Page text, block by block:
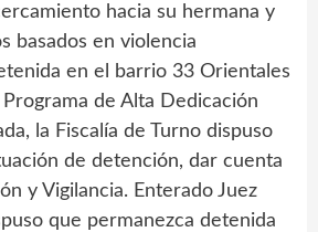
hacia su hermana y
basados en violencia
en el barrio 33 Orientales
de Alta Dedicación
la Fiscalía de Turno dispuso
de detención, dar cuenta
y Vigilancia. Enterado Juez
que permanezca detenida